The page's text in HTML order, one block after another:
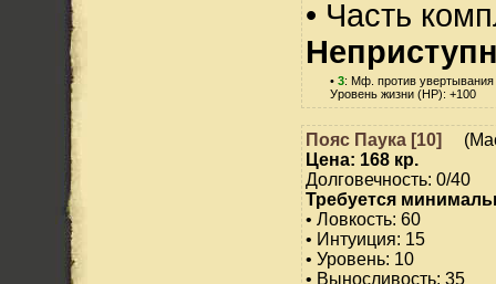
• Часть
• 3: Мф. против увертывания
Уровень жизни (HP): +100
Пояс Паука [10]
Цена: 168 кр.
Долговечность: 0/40
Требуется
• Ловкость: 60
• Интуиция: 15
• Уровень: 10
• Выносливость: 35